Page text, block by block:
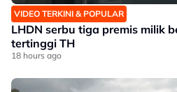
VIDEO TERKINI & POPULAR
LHDN serbu tiga premis milik
tertinggi TH
18 hours ago